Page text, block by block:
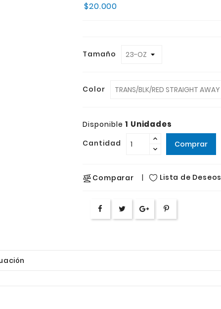
$20.000
Tamaño
Color
Disponible 1 Unidades
Cantidad Comprar
Comparar Lista de Deseos